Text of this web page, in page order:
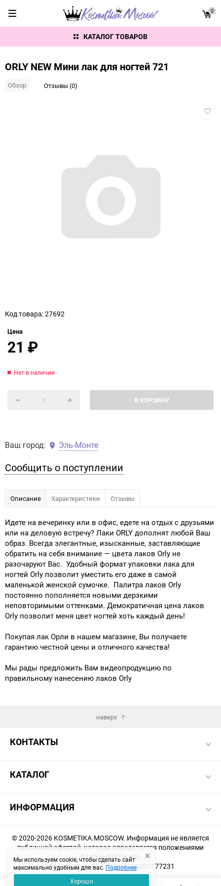
Мы используем cookie, чтобы сделать сайт
максимально удобным для вас. Подробнее
Хорошо
КАТАЛОГ ТОВАРОВ
0
ORLY NEW Мини лак для ногтей 721
Обзор Отзывы (0)
Код товара: 27692
Цена
21 ₽
В КОРЗИНУ
Нет в наличии
Ваш город: Эль-Монте
Сообщить о поступлении
Описание Характеристики Отзывы
Идете на вечеринку или в офис, едете на отдых с друзьями
или на деловую встречу? Лаки ORLY дополнят любой Ваш
образ. Всегда элегантные, изысканные, заставляющие
обратить на себя внимание — цвета лаков Orly не
разочаруют Вас. Удобный формат упаковки лака для
ногтей Orly позволит уместить его даже в самой
маленькой женской сумочке. Палитра лаков Orly
постоянно пополняется новыми дерзкими
неповторимыми оттенками. Демократичная цена лаков
Orly позволит меня цвет ногтей хоть каждый день!
Покупая лак Орли в нашем магазине, Вы получаете
гарантию честной цены и отличного качества!
Мы рады предложить Вам видеопродукцию по
правильному нанесению лаков Orly
наверх
КОНТАКТЫ
КАТАЛОГ
ИНФОРМАЦИЯ
© 2020-2026 KOSMETIKA.MOSCOW. Информация не является
публичной офертой, которая определяется положениями
Статьи 437 ГК РФ.
ИП Гафарова Ю. Т. | ИНН 620301577231